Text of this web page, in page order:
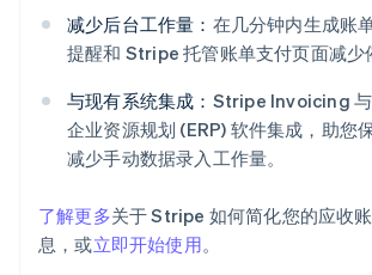
减少后台工作量： 在几分钟内生成账
提醒和 Stripe 托管账单支付页面减少
与现有系统集成： Stripe Invoicing
企业资源规划 (ERP) 软件集成，助您
减少手动数据录入工作量。
了解更多关于 Stripe 如何简化您的应收
息，或立即开始使用。
爱沙尼亚
English
奥地利
澳大利亚
English
巴西
保加利亚
English
比利时